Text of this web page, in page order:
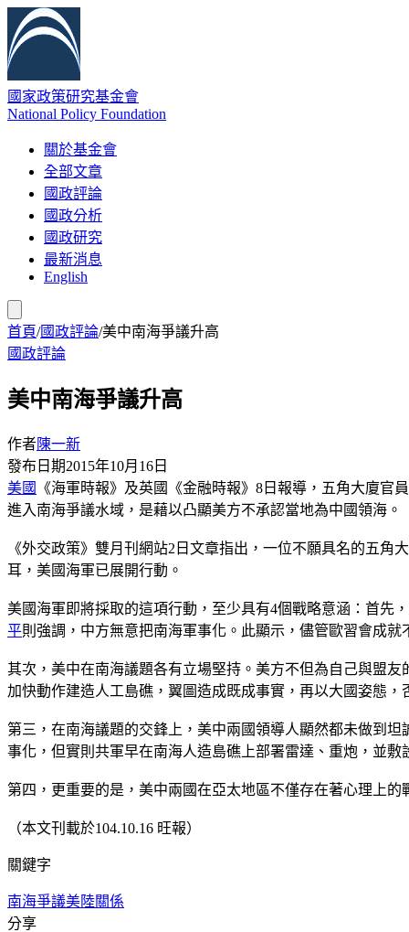
國家政策研究基金會
National Policy Foundation
關於基金會
全部文章
國政評論
國政分析
國政研究
最新消息
English
首頁/國政評論/美中南海爭議升高
國政評論
美中南海爭議升高
作者陳一新
發布日期2015年10月16日
美國
《海軍時報》及英國《金融時報》8日報導，五角大廈
進入南海爭議水域，是藉以凸顯美方不承認當地為中國領海。
《外交政策》雙月刊網站2日文章指出，一位不願具名的五
耳，美國海軍已展開行動。
美國海軍即將採取的這項行動，至少具有4個戰略意涵：首先
平則強調，中方無意把南海軍事化。此顯示，儘管歐習會成
其次，美中在南海議題各有立場堅持。美方不但為自己與盟
加快動作建造人工島礁，翼圖造成既成事實，再以大國姿態
第三，在南海議題的交鋒上，美中兩國領導人顯然都未做到
事化，但實則共軍早在南海人造島礁上部署雷達、重炮，並
第四，更重要的是，美中兩國在亞太地區不僅存在著心理上
（本文刊載於104.10.16 旺報）
關鍵字
南海爭議美陸關係
分享